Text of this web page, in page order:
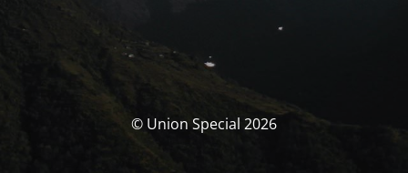
© Union Special 2026